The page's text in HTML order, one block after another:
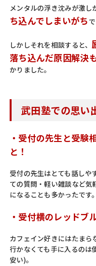
メンタルの浮き沈みが激し
ち込んでしまいがち
しかしそれを相談すると、
落ち込んだ原因解決
かりました。
武田塾での思い
・受付の先生と受験
と！
受付の先生はとても話しや
ての質問・軽い雑談など気
になることも多かったです。
・受付横のレッドブ
カフェイン好きにはたまら
行かなくても手に入るのは
安い)。